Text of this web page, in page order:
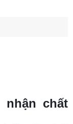
nhận chất